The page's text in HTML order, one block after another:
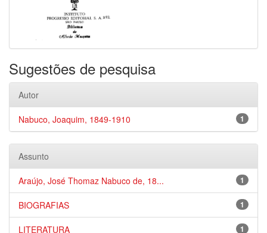
Sugestões de pesquisa
Autor
1
Nabuco, Joaquim, 1849-1910
Assunto
1
Araújo, José Thomaz Nabuco de, 18...
1
BIOGRAFIAS
1
LITERATURA